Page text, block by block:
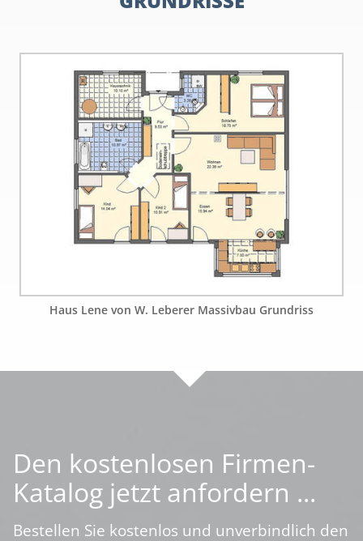
Haus Lene von W. Leberer Massivbau Grundriss
Den kostenlosen Firmen-
Katalog jetzt anfordern ...
Bestellen Sie kostenlos und unverbindlich den